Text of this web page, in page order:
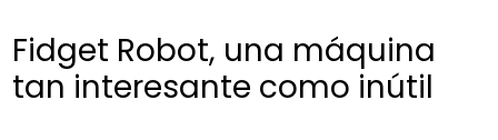
Fidget Robot, una máquina
tan interesante como inútil